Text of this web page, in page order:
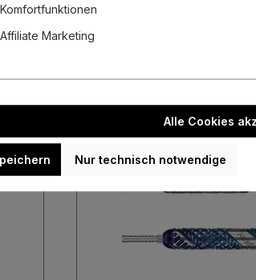
Komfortfunktionen
Affiliate Marketing
Alle Cookies
Nur technisch notwendige